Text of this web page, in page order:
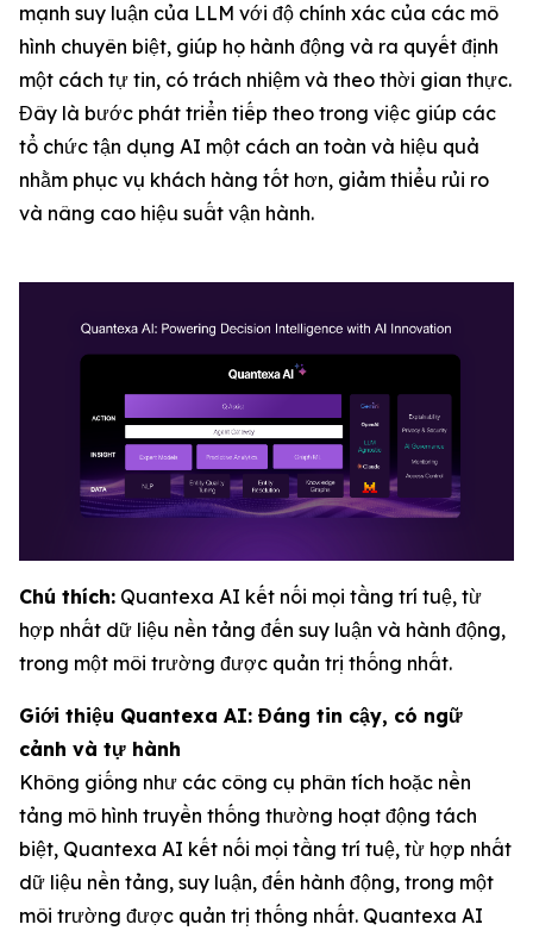
mạnh suy luận của LLM với độ chính xác của các mô
hình chuyên biệt, giúp họ hành động và ra quyết định
một cách tự tin, có trách nhiệm và theo thời gian thực.
Đây là bước phát triển tiếp theo trong việc giúp các
tổ chức tận dụng AI một cách an toàn và hiệu quả
nhằm phục vụ khách hàng tốt hơn, giảm thiểu rủi ro
và nâng cao hiệu suất vận hành.
Chú thích: Quantexa AI kết nối mọi tầng trí tuệ, từ
hợp nhất dữ liệu nền tảng đến suy luận và hành động,
trong một môi trường được quản trị thống nhất.
Giới thiệu Quantexa AI: Đáng tin cậy, có ngữ
cảnh và tự hành
Không giống như các công cụ phân tích hoặc nền
tảng mô hình truyền thống thường hoạt động tách
biệt, Quantexa AI kết nối mọi tầng trí tuệ, từ hợp nhất
dữ liệu nền tảng, suy luận, đến hành động, trong một
môi trường được quản trị thống nhất. Quantexa AI